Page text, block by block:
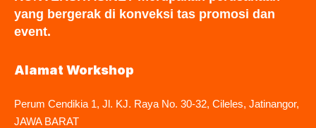
yang bergerak di konveksi tas promosi dan
event.
Alamat Workshop
Perum Cendikia 1, Jl. KJ. Raya No. 30-32, Cileles, Jatinangor,
JAWA BARAT